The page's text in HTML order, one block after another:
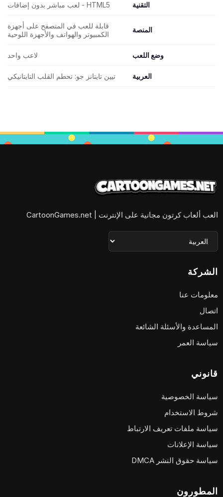
التقنية HTML5 - لعب مباشر بدون إضافات
المنصة
قابلة للعب في المتصفح على أجهزة
الكمبيوتر والهواتف والأجهزة اللوحية
وضع اللعب لاعب واحد
العربية تيين تايتانز جو: تحطم القلب التايتانيكي
العب ألعاب كرتون مجانية على الإنترنت | CartoonGames.net
الشركة
معلومات عنا
اتصال
المساعدة والأسئلة الشائعة
سياسة العمر
قانوني
سياسة الخصوصية
شروط الاستخدام
سياسة ملفات تعريف الارتباط
سياسة الإعلانات
سياسة حقوق النشر DMCA
المطورون